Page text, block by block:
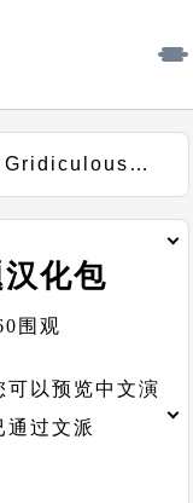
Gridiculous主题汉化包
化包
围观
以预览中文演
过文派